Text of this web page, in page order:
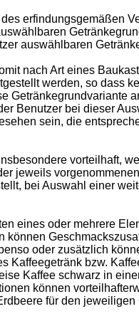
erfindungsgemäßen
auswählbaren
nach Art eines
werden, so dass
Benutzer bei dieser
sein, die
vorteilhaft,
jeweils
bei Auswahl einer
eines oder mehrere
oder zusätzlich
Kaffeegetränk bzw.
Kaffee schwarz in
können
für den